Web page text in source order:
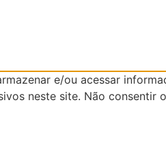
e/ou acessar
neste site. Não